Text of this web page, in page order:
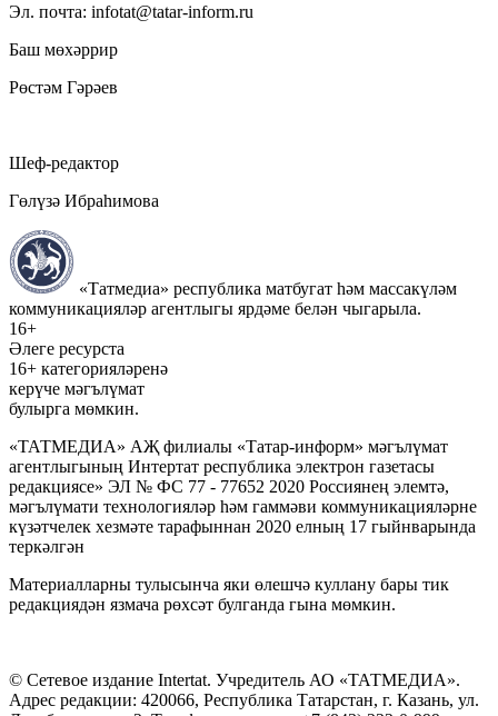
Эл. почта: infotat@tatar-inform.ru
Баш мөхәррир
Рөстәм Гәрәев
Шеф-редактор
Гөлүзә Ибраһимова
«Татмедиа» республика матбугат һәм массакүләм
коммуникацияләр агентлыгы ярдәме белән чыгарыла.
16+
Әлеге ресурста
16+ категорияләренә
керүче мәгълүмат
булырга мөмкин.
«ТАТМЕДИА» АҖ филиалы «Татар-информ» мәгълүмат
агентлыгының Интертат республика электрон газетасы
редакциясе» ЭЛ № ФС 77 - 77652 2020 Россиянең элемтә,
мәгълүмати технологияләр һәм гаммәви коммуникацияләрне
күзәтчелек хезмәте тарафыннан 2020 елның 17 гыйнварында
теркәлгән
Материалларны тулысынча яки өлешчә куллану бары тик
редакциядән язмача рөхсәт булганда гына мөмкин.
© Сетевое издание Intertat. Учредитель АО «ТАТМЕДИА».
Адрес редакции: 420066, Республика Татарстан, г. Казань, ул.